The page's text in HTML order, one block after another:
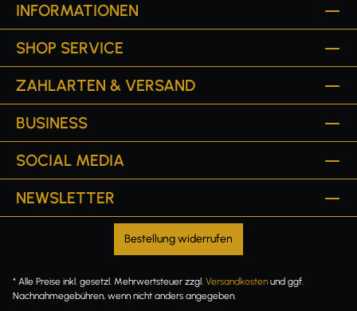
INFORMATIONEN
SHOP SERVICE
ZAHLARTEN & VERSAND
BUSINESS
SOCIAL MEDIA
NEWSLETTER
Bestellung widerrufen
* Alle Preise inkl. gesetzl. Mehrwertsteuer zzgl. Versandkosten und ggf.
Nachnahmegebühren, wenn nicht anders angegeben.